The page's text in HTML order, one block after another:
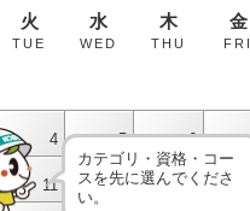
火
TUE
水
WED
木
THU
金
FRI
4 5 6
11 12 13
カテゴリ・資格・コー
スを先に選んでくださ
い。